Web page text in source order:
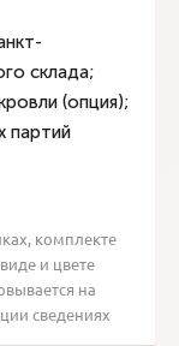
склада;
(опция);
партий
комплекте
и цвете
на
сведениях